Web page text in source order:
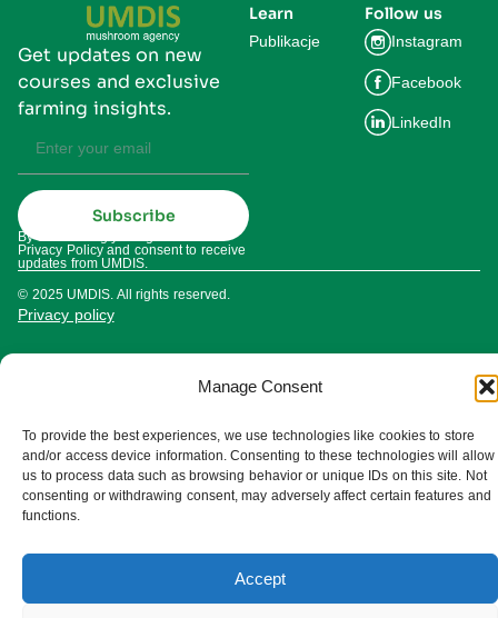
Manage Consent
To provide the best experiences, we use technologies like cookies to store
and/or access device information. Consenting to these technologies will allow
us to process data such as browsing behavior or unique IDs on this site. Not
consenting or withdrawing consent, may adversely affect certain features and
functions.
Accept
Get updates on new
courses and exclusive
farming insights.
Subscribe
By subscribing you agree to our
Privacy Policy and consent to receive
updates from UMDIS.
Learn
Publikacje
Follow us
Instagram
Facebook
LinkedIn
© 2025 UMDIS. All rights reserved.
Privacy policy